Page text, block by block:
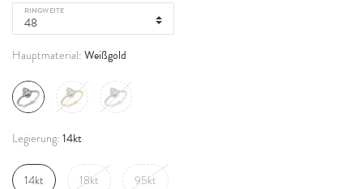
RINGWEITE
Hauptmaterial: Weißgold
Legierung: 14kt
14kt 18kt 95kt